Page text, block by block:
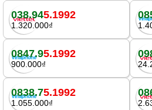
038.945.1992
1.320.000₫
0847.95.1992
900.000₫
0838.75.1992
1.055.000₫